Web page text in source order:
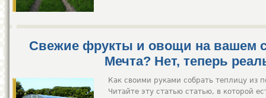
Свежие фрукты и овощи на вашем
Мечта? Нет, теперь
Как своими руками собрать теплицу из
Читайте эту статью статью, в которой